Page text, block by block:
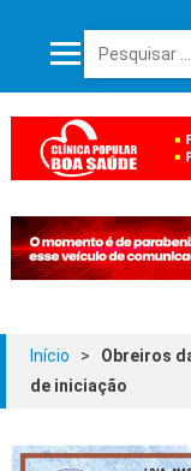
Pesquisar por:
Início >
Obreiros
de iniciação